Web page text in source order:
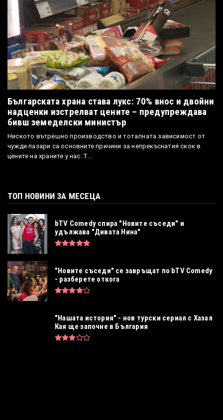
Българската храна става лукс: 70% внос и двойни
надценки изстрелват цените – предупреждава
бивш земеделски министър
Ниското вътрешно производство и тоталната зависимост от
чужди пазари са основните причини за непрекъснатия скок в
цените на храните у нас. Т...
ТОП НОВИНИ ЗА МЕСЕЦА
bTV Comedy спира "Новите съседи" и
удължава "Дивата Нина"
"Новите съседи" се завръщат по bTV Comedy
- разберете откога
"Нашата история" - нов турски сериал с Хазал
Кая ще започне в България